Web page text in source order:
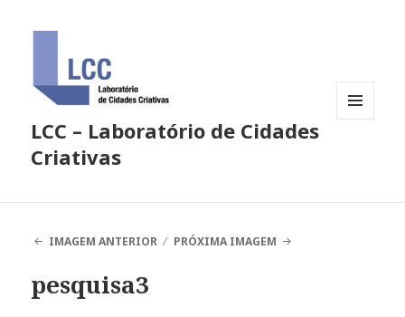
LCC – Laboratório de Cidades
Criativas
IMAGEM ANTERIOR PRÓXIMA IMAGEM
pesquisa3